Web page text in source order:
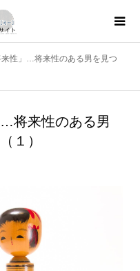
性」…将来性のある男を見つ
将来性のある男
１）